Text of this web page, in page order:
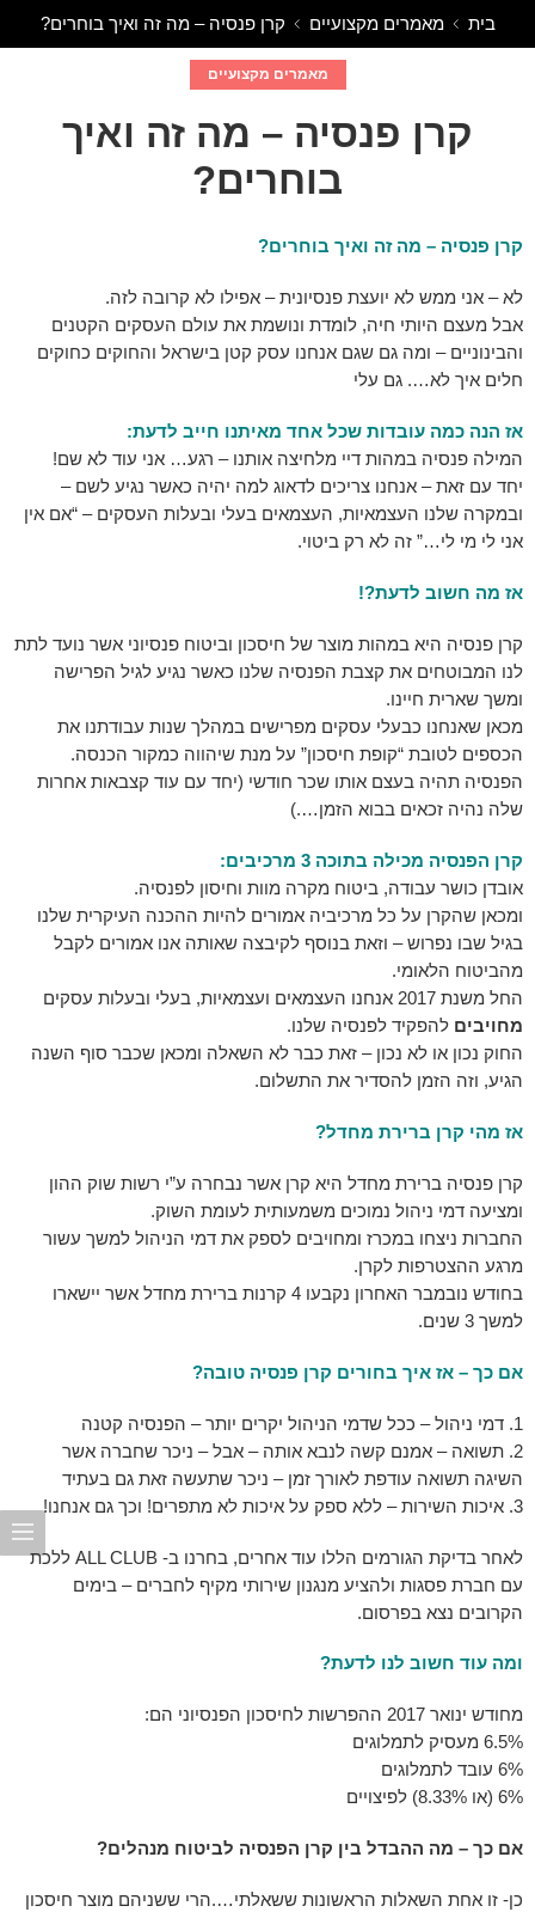
בית מאמרים מקצועיים קרן פנסיה – מה זה ואיך בוחרים?
מאמרים מקצועיים
קרן פנסיה – מה זה ואיך
בוחרים?
קרן פנסיה – מה זה ואיך בוחרים?
לא – אני ממש לא יועצת פנסיונית – אפילו לא קרובה לזה.
אבל מעצם היותי חיה, לומדת ונושמת את עולם העסקים הקטנים
והבינוניים – ומה גם שגם אנחנו עסק קטן בישראל והחוקים כחוקים
חלים איך לא…. גם עלי
אז הנה כמה עובדות שכל אחד מאיתנו חייב לדעת:
המילה פנסיה במהות דיי מלחיצה אותנו – רגע… אני עוד לא שם!
יחד עם זאת – אנחנו צריכים לדאוג למה יהיה כאשר נגיע לשם –
ובמקרה שלנו העצמאיות, העצמאים בעלי ובעלות העסקים – “אם אין
אני לי מי לי…” זה לא רק ביטוי.
אז מה חשוב לדעת?!
קרן פנסיה היא במהות מוצר של חיסכון וביטוח פנסיוני אשר נועד לתת
לנו המבוטחים את קצבת הפנסיה שלנו כאשר נגיע לגיל הפרישה
ומשך שארית חיינו.
מכאן שאנחנו כבעלי עסקים מפרישים במהלך שנות עבודתנו את
הכספים לטובת “קופת חיסכון” על מנת שיהווה כמקור הכנסה.
הפנסיה תהיה בעצם אותו שכר חודשי (יחד עם עוד קצבאות אחרות
שלה נהיה זכאים בבוא הזמן….)
קרן הפנסיה מכילה בתוכה 3 מרכיבים:
אובדן כושר עבודה, ביטוח מקרה מוות וחיסון לפנסיה.
ומכאן שהקרן על כל מרכיביה אמורים להיות ההכנה העיקרית שלנו
בגיל שבו נפרוש – וזאת בנוסף לקיבצה שאותה אנו אמורים לקבל
מהביטוח הלאומי.
החל משנת 2017 אנחנו העצמאים ועצמאיות, בעלי ובעלות עסקים
מחויבים להפקיד לפנסיה שלנו.
החוק נכון או לא נכון – זאת כבר לא השאלה ומכאן שכבר סוף השנה
הגיע, וזה הזמן להסדיר את התשלום.
אז מהי קרן ברירת מחדל?
קרן פנסיה ברירת מחדל היא קרן אשר נבחרה ע”י רשות שוק ההון
ומציעה דמי ניהול נמוכים משמעותית לעומת השוק.
החברות ניצחו במכרז ומחויבים לספק את דמי הניהול למשך עשור
מרגע ההצטרפות לקרן.
בחודש נובמבר האחרון נקבעו 4 קרנות ברירת מחדל אשר יישארו
למשך 3 שנים.
אם כך – אז איך בחורים קרן פנסיה טובה?
דמי ניהול – ככל שדמי הניהול יקרים יותר – הפנסיה קטנה
תשואה – אמנם קשה לנבא אותה – אבל – ניכר שחברה אשר
השיגה תשואה עודפת לאורך זמן – ניכר שתעשה זאת גם בעתיד
איכות השירות – ללא ספק על איכות לא מתפרים! וכך גם אנחנו!
לאחר בדיקת הגורמים הללו עוד אחרים, בחרנו ב- ALL CLUB ללכת
עם חברת פסגות ולהציע מנגנון שירותי מקיף לחברים – בימים
הקרובים נצא בפרסום.
ומה עוד חשוב לנו לדעת?
מחודש ינואר 2017 ההפרשות לחיסכון הפנסיוני הם:
6.5% מעסיק לתמלוגים
6% עובד לתמלוגים
6% (או 8.33%) לפיצויים
אם כך – מה ההבדל בין קרן הפנסיה לביטוח מנהלים?
כן- זו אחת השאלות הראשונות ששאלתי….הרי ששניהם מוצר חיסכון